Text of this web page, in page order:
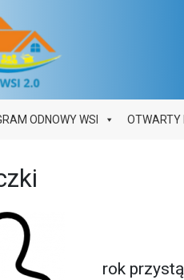
ODNOWY WSI OTWARTY
rok